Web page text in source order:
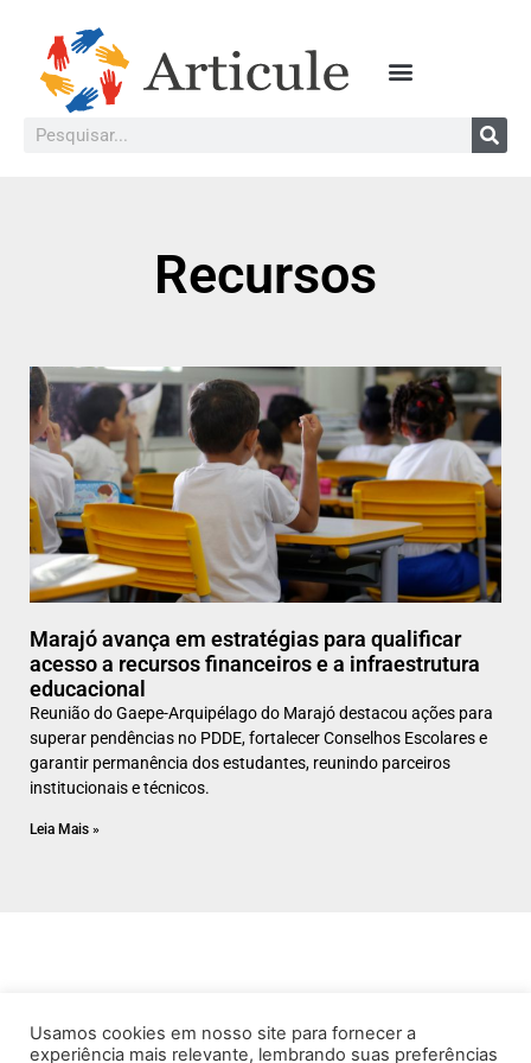
Recursos
Marajó avança em estratégias para qualificar
acesso a recursos financeiros e a infraestrutura
educacional
Reunião do Gaepe-Arquipélago do Marajó destacou ações para
superar pendências no PDDE, fortalecer Conselhos Escolares e
garantir permanência dos estudantes, reunindo parceiros
institucionais e técnicos.
Leia Mais »
Usamos cookies em nosso site para fornecer a
experiência mais relevante, lembrando suas preferências